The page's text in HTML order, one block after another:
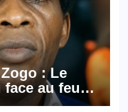
: Le
au feu
de la